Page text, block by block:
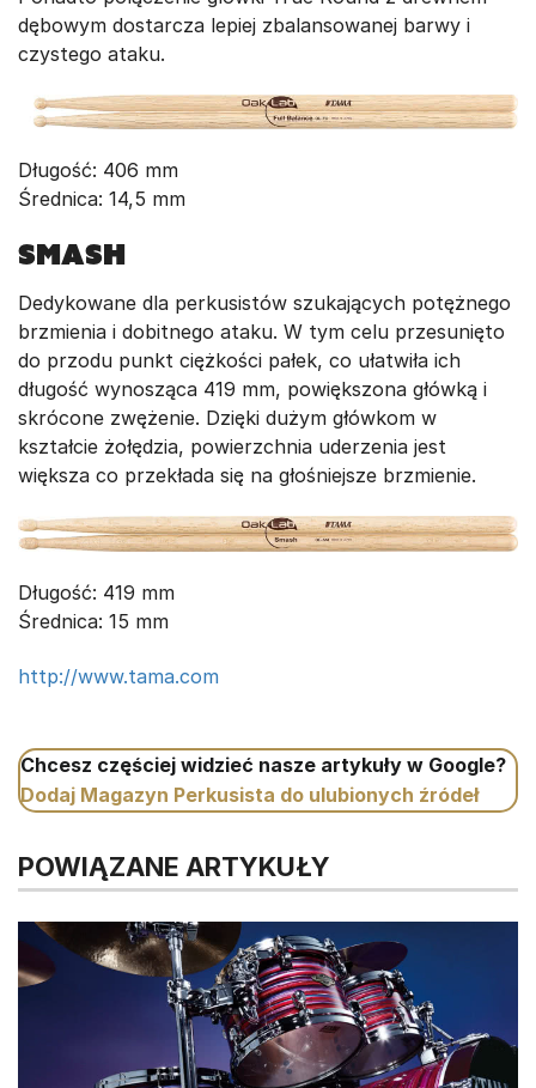
dębowym dostarcza lepiej zbalansowanej barwy i
czystego ataku.
Długość: 406 mm
Średnica: 14,5 mm
Smash
Dedykowane dla perkusistów szukających potężnego
brzmienia i dobitnego ataku. W tym celu przesunięto
do przodu punkt ciężkości pałek, co ułatwiła ich
długość wynosząca 419 mm, powiększona główką i
skrócone zwężenie. Dzięki dużym główkom w
kształcie żołędzia, powierzchnia uderzenia jest
większa co przekłada się na głośniejsze brzmienie.
Długość: 419 mm
Średnica: 15 mm
http://www.tama.com
Chcesz częściej widzieć nasze artykuły w Google?
Dodaj Magazyn Perkusista do ulubionych źródeł
POWIĄZANE ARTYKUŁY